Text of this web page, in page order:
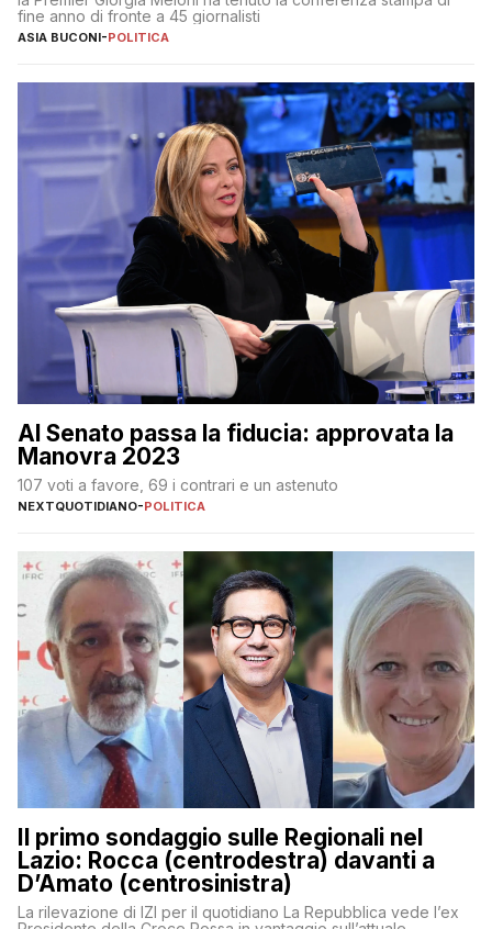
fine anno di fronte a 45 giornalisti
ASIA BUCONI-POLITICA
Al Senato passa la fiducia: approvata la
Manovra 2023
107 voti a favore, 69 i contrari e un astenuto
NEXTQUOTIDIANO-POLITICA
Il primo sondaggio sulle Regionali nel
Lazio: Rocca (centrodestra) davanti a
D’Amato (centrosinistra)
La rilevazione di IZI per il quotidiano La Repubblica vede l’ex